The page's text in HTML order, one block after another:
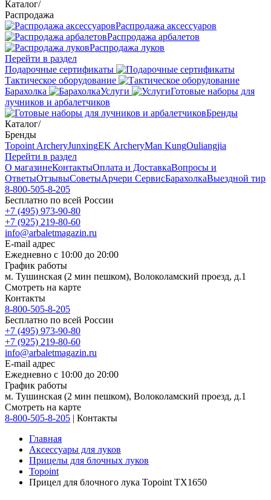
Каталог/
Распродажа
Распродажа аксессуаров
Распродажа арбалетов
Распродажа луков
Перейти в раздел
Подарочные сертификаты
Тактическое оборудование
Барахолка
Услуги
Готовые наборы для
лучников и арбалетчиков
Бренды
Каталог/
Бренды
Topoint ArcheryJunxingEK ArcheryMan KungOuliangjia
Перейти в раздел
О магазинеКонтактыОплата и ДоставкаВопросы и
ОтветыОтзывыСоветыАрчери СервисБарахолкаВыездной тир
8-800-505-8-205
Бесплатно по всей России
+7 (495) 973-90-80
+7 (925) 219-80-60
info@arbaletmagazin.ru
E-mail адрес
Ежедневно с 10:00 до 20:00
График работы
м. Тушинская (2 мин пешком), Волоколамский проезд, д.1
Смотреть на карте
Контакты
8-800-505-8-205
Бесплатно по всей России
+7 (495) 973-90-80
+7 (925) 219-80-60
info@arbaletmagazin.ru
E-mail адрес
Ежедневно с 10:00 до 20:00
График работы
м. Тушинская (2 мин пешком), Волоколамский проезд, д.1
Смотреть на карте
8-800-505-8-205 | Контакты
Главная
Аксессуары для луков
Прицелы для блочных луков
Topoint
Прицел для блочного лука Topoint TX1650